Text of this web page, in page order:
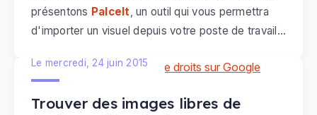
présentons PalceIt , un outil qui vous permettra
d'importer un visuel depuis votre poste de travail
mobile ou d'un pc. Quelques minutes suffisent
contexte une capture d'écran ou un produit !
Trouver des images libres de
Le mercredi, 24 juin 2015